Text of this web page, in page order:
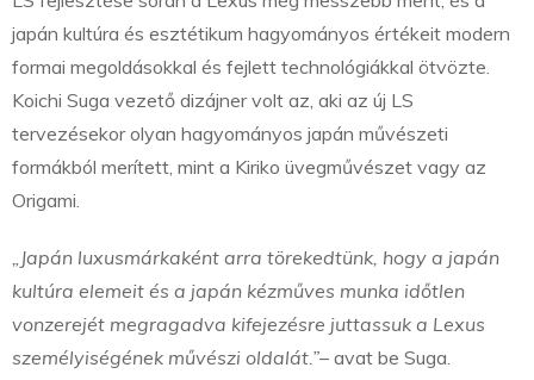
japán kultúra és esztétikum hagyományos értékeit modern
formai megoldásokkal és fejlett technológiákkal ötvözte.
Koichi Suga vezető dizájner volt az, aki az új LS
tervezésekor olyan hagyományos japán művészeti
formákból merített, mint a Kiriko üvegművészet vagy az
Origami.
„Japán luxusmárkaként arra törekedtünk, hogy a japán
kultúra elemeit és a japán kézműves munka időtlen
vonzerejét megragadva kifejezésre juttassuk a Lexus
személyiségének művészi oldalát.”– avat be Suga.